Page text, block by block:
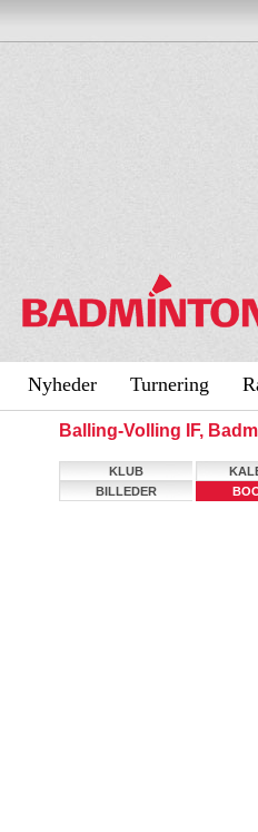
Nyheder Turnering
Balling-Volling IF,
KLUB
BILLEDER